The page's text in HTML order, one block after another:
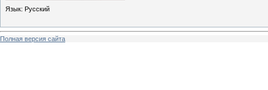
Язык: Русский
Полная версия сайта